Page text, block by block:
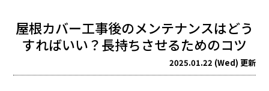
屋根カバー工事後のメンテナンスはどう
すればいい？長持ちさせるためのコツ
2025.01.22 (Wed) 更新